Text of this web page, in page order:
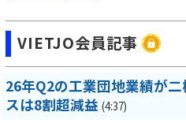
VIETJO会員記事
26年Q2の工業団地業績が
スは8割超減益 (4:37)